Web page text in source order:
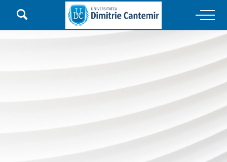

Main Navigation